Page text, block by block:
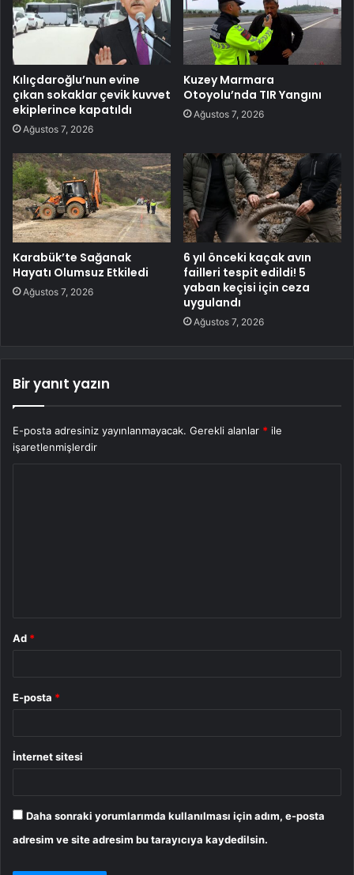
Kılıçdaroğlu’nun evine
çıkan sokaklar çevik kuvvet
ekiplerince kapatıldı
Ağustos 7, 2026
Kuzey Marmara
Otoyolu’nda TIR Yangını
Ağustos 7, 2026
Karabük’te Sağanak
Hayatı Olumsuz Etkiledi
Ağustos 7, 2026
6 yıl önceki kaçak avın
failleri tespit edildi! 5
yaban keçisi için ceza
uygulandı
Ağustos 7, 2026
Bir yanıt yazın
E-posta adresiniz yayınlanmayacak. Gerekli alanlar * ile
işaretlenmişlerdir
Ad *
E-posta *
İnternet sitesi
Daha sonraki yorumlarımda kullanılması için adım, e-posta
adresim ve site adresim bu tarayıcıya kaydedilsin.